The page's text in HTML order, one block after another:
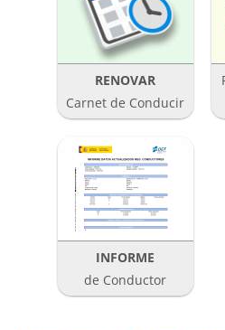
RENOVAR
Carnet de Conducir
INFORME
de Conductor